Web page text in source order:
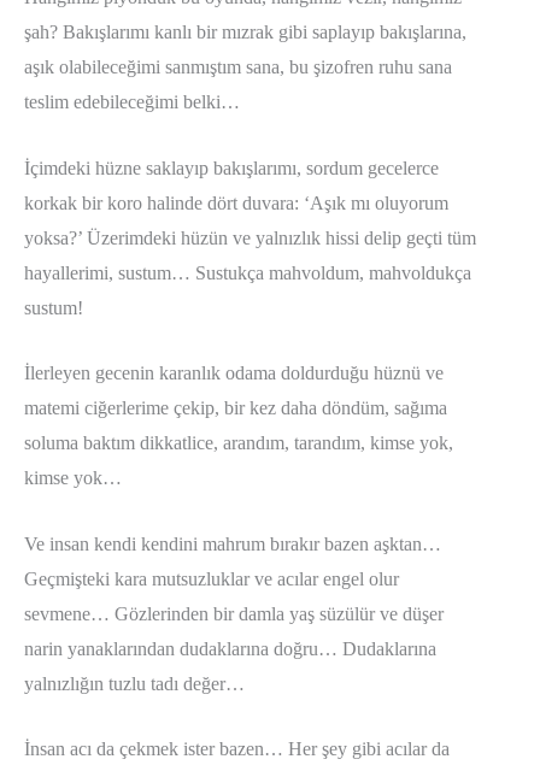
şah? Bakışlarımı kanlı bir mızrak gibi saplayıp bakışlarına,
aşık olabileceğimi sanmıştım sana, bu şizofren ruhu sana
teslim edebileceğimi belki…
İçimdeki hüzne saklayıp bakışlarımı, sordum gecelerce
korkak bir koro halinde dört duvara: ‘Aşık mı oluyorum
yoksa?’ Üzerimdeki hüzün ve yalnızlık hissi delip geçti tüm
hayallerimi, sustum… Sustukça mahvoldum, mahvoldukça
sustum!
İlerleyen gecenin karanlık odama doldurduğu hüznü ve
matemi ciğerlerime çekip, bir kez daha döndüm, sağıma
soluma baktım dikkatlice, arandım, tarandım, kimse yok,
kimse yok…
Ve insan kendi kendini mahrum bırakır bazen aşktan…
Geçmişteki kara mutsuzluklar ve acılar engel olur
sevmene… Gözlerinden bir damla yaş süzülür ve düşer
narin yanaklarından dudaklarına doğru… Dudaklarına
yalnızlığın tuzlu tadı değer…
İnsan acı da çekmek ister bazen… Her şey gibi acılar da